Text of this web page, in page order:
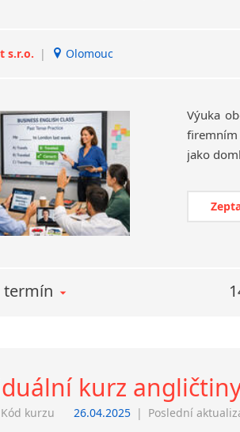
s.r.o. | Olomouc
Výuka
firemním
termín
kurz
Kód kurzu 26.04.2025 | Poslední